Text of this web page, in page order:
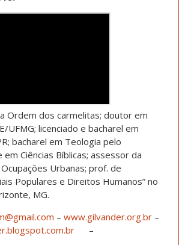
Ordem dos carmelitas; doutor em
UFMG; licenciado e bacharel em
bacharel em Teologia pelo
em Ciências Bíblicas; assessor da
Ocupações Urbanas; prof. de
Populares e Direitos Humanos” no
MG.
– www.gilvander.org.br –
–